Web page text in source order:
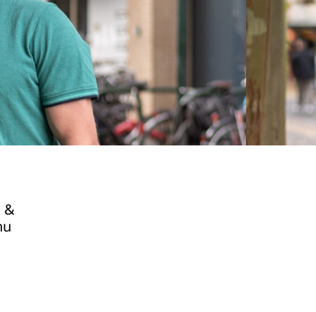
&